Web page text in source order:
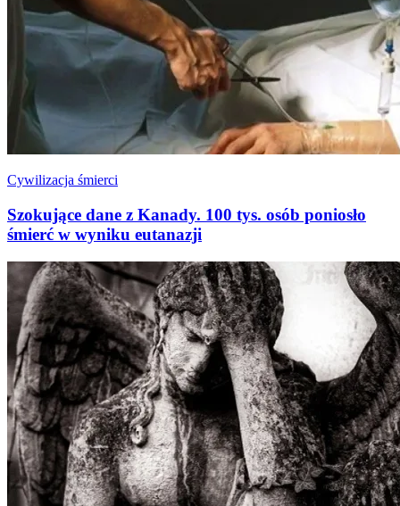
Cywilizacja śmierci
Szokujące dane z Kanady. 100 tys. osób poniosło
śmierć w wyniku eutanazji